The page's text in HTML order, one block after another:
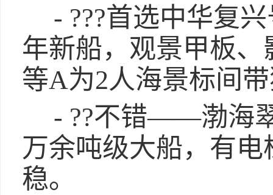
- ???首选中华复
年新船，观景甲板
等A为2人海景标间
- ??不错——渤海
万余吨级大船，有
稳。